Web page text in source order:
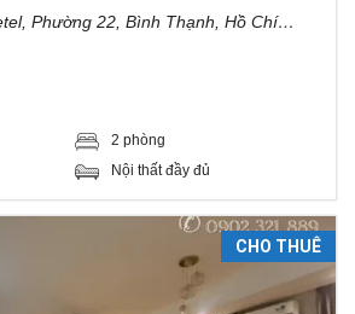
Phường 22, Bình Thạnh, Hồ Chí
2 phòng
Nội thất đầy đủ
CHO THUÊ